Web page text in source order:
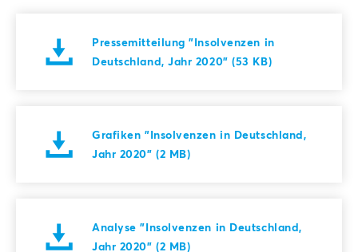
Pressemitteilung "Insolvenzen in
Deutschland, Jahr 2020" (53 KB)
Grafiken "Insolvenzen in Deutschland,
Jahr 2020" (2 MB)
Analyse "Insolvenzen in Deutschland,
Jahr 2020" (2 MB)